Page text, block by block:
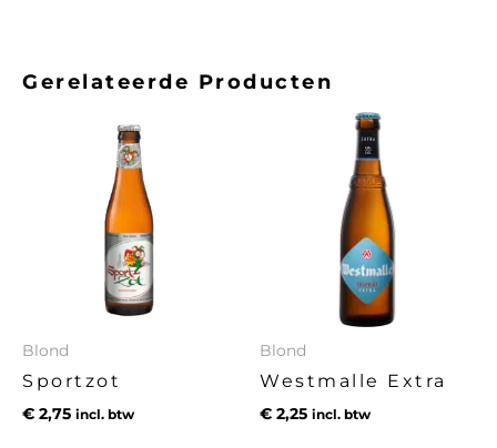
Gerelateerde Producten
Blond
Sportzot
€ 2,75 incl. btw
Blond
Westmalle Extra
€ 2,25 incl. btw